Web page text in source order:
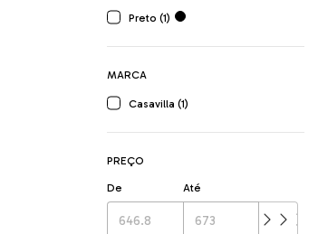
Preto (1)
MARCA
Casavilla (1)
PREÇO
De Até